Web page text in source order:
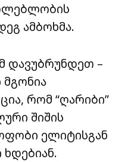
ამბოხმა.
დავუბრუნდეთ –
რომ “ღარიბი”
შიშის
ელიტისგან